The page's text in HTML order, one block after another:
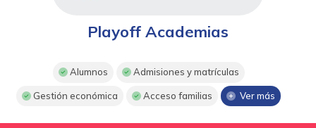
Playoff Academias
Alumnos Admisiones y matrículas
Gestión económica Acceso familias Ver más